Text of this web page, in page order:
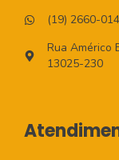
(19) 2660-
Rua Américo
13025-230